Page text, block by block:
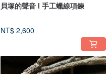
貝塚的聲音 l 手工蠟線項鍊
NT$ 2,600